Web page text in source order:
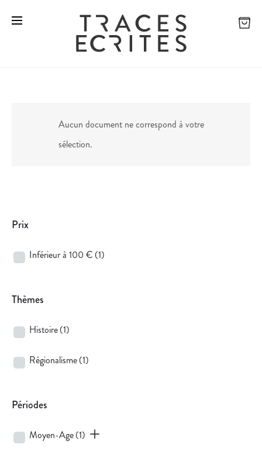
Aucun document ne correspond à votre
sélection.
Prix
Inférieur à 100 € (1)
Thèmes
Histoire(1)
Régionalisme(1)
Périodes
Moyen-Age(1)